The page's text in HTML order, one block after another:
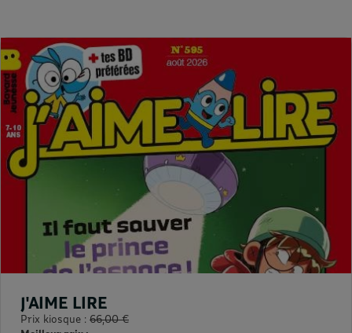
J'AIME LIRE
Prix kiosque : 66,00 €